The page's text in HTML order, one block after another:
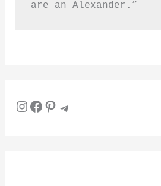
are an Alexander.”
InstagramFacebook Pinterest Telegram